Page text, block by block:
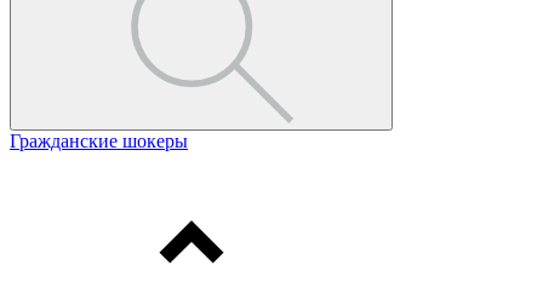
Гражданские шокеры